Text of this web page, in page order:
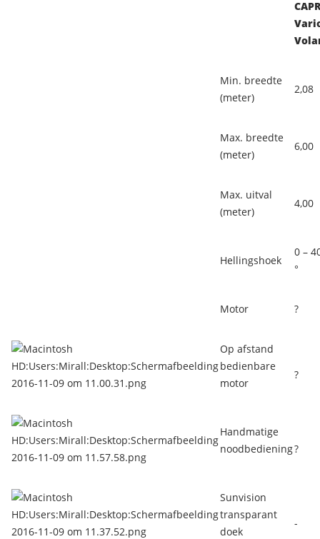
Min. breedte
(meter)
2,08
Max. breedte
(meter)
6,00
Max. uitval
(meter)
4,00
Hellingshoek
0 –
°
Motor ?
Op afstand
bedienbare
motor
?
Handmatige
noodbediening?
Sunvision
transparant
doek
-